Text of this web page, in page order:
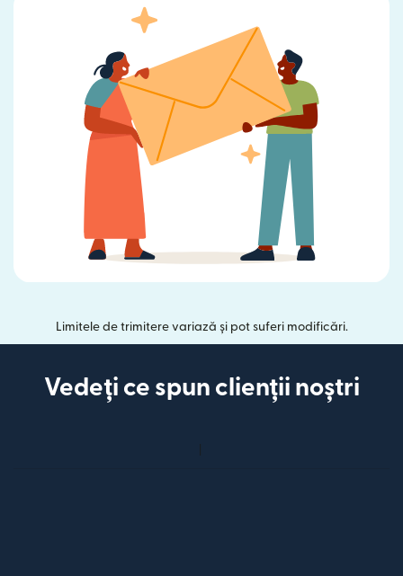
Limitele de trimitere variază și pot suferi modificări.
Vedeți ce spun clienții noștri